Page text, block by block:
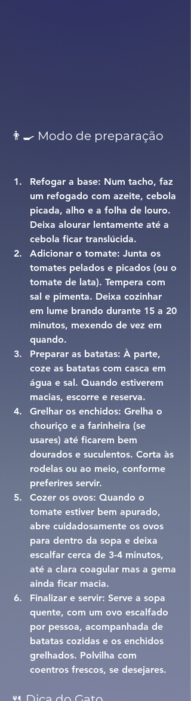
👨‍🍳 Modo de preparação
Refogar a base: Num tacho, faz
um refogado com azeite, cebola
picada, alho e a folha de louro.
Deixa alourar lentamente até a
cebola ficar translúcida.
Adicionar o tomate: Junta os
tomates pelados e picados (ou o
tomate de lata). Tempera com
sal e pimenta. Deixa cozinhar
em lume brando durante 15 a 20
minutos, mexendo de vez em
quando.
Preparar as batatas: À parte,
coze as batatas com casca em
água e sal. Quando estiverem
macias, escorre e reserva.
Grelhar os enchidos: Grelha o
chouriço e a farinheira (se
usares) até ficarem bem
dourados e suculentos. Corta às
rodelas ou ao meio, conforme
preferires servir.
Cozer os ovos: Quando o
tomate estiver bem apurado,
abre cuidadosamente os ovos
para dentro da sopa e deixa
escalfar cerca de 3-4 minutos,
até a clara coagular mas a gema
ainda ficar macia.
Finalizar e servir: Serve a sopa
quente, com um ovo escalfado
por pessoa, acompanhada de
batatas cozidas e os enchidos
grelhados. Polvilha com
coentros frescos, se desejares.